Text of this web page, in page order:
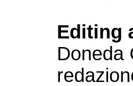
Editing
Doneda